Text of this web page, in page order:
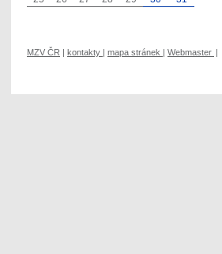
MZV ČR kontakty mapa stránek Webmaster